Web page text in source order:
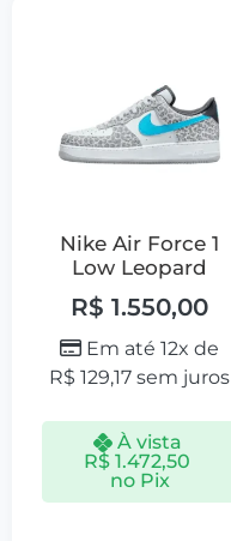
Nike Air Force 1
Low Leopard
R$ 1.550,00
Em até 12x de
R$ 129,17 sem juros
À vista
R$ 1.472,50
no Pix